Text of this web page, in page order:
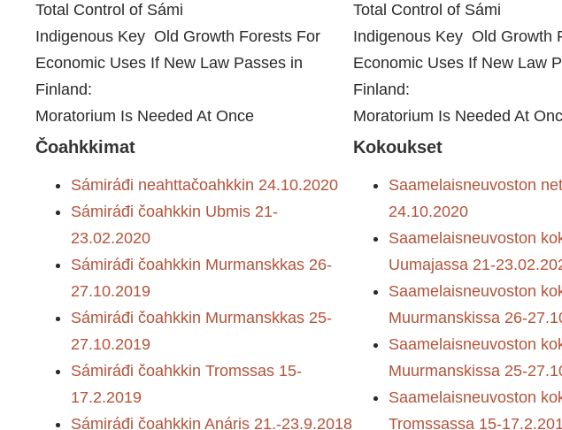
Total Control of Sámi
Indigenous Key Old Growth Forests For
Economic Uses If New Law Passes in
Finland:
Moratorium Is Needed At Once
Total Control of Sámi
Indigenous Key Old Growth
Economic Uses If New Law
Finland:
Moratorium Is Needed At
Čoahkkimat
Sámiráđi neahttačoahkkin 24.10.2020
Sámiráđi čoahkkin Ubmis 21-
23.02.2020
Sámiráđi čoahkkin Murmanskkas 26-
27.10.2019
Sámiráđi čoahkkin Murmanskkas 25-
27.10.2019
Sámiráđi čoahkkin Tromssas 15-
17.2.2019
Sámiráđi čoahkkin Anáris 21.-23.9.2018
Kokoukset
Saamelaisneuvoston
24.10.2020
Saamelaisneuvoston
Uumajassa 21-
Saamelaisneuvoston
Muurmanskissa 26-
Saamelaisneuvoston
Muurmanskissa 25-
Saamelaisneuvoston
Tromssassa 15-